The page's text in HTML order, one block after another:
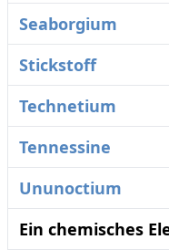
Seaborgium
Stickstoff
Technetium
Tennessine
Ununoctium
Ein chemisches